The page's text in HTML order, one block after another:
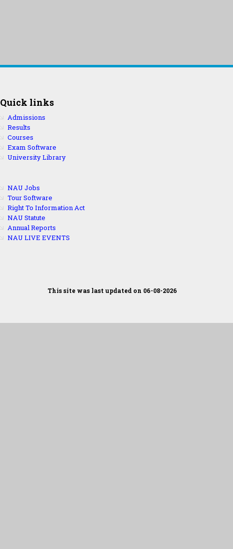
Quick links
Admissions
Results
Courses
Exam Software
University Library
NAU Jobs
Tour Software
Right To Information Act
NAU Statute
Annual Reports
NAU LIVE EVENTS
This site was last updated on 06-08-2026